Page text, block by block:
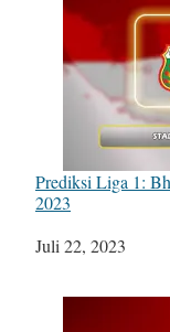
Prediksi Liga 1:
2023
Tanggal
Juli 22, 2023